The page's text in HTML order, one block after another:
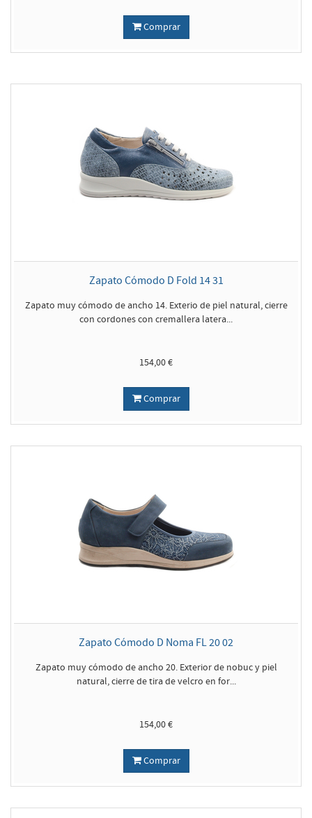
Comprar
Zapato Cómodo D Fold 14 31
Zapato muy cómodo de ancho 14. Exterio de piel natural, cierre
con cordones con cremallera latera...
154,00 €
Comprar
Zapato Cómodo D Noma FL 20 02
Zapato muy cómodo de ancho 20. Exterior de nobuc y piel
natural, cierre de tira de velcro en for...
154,00 €
Comprar